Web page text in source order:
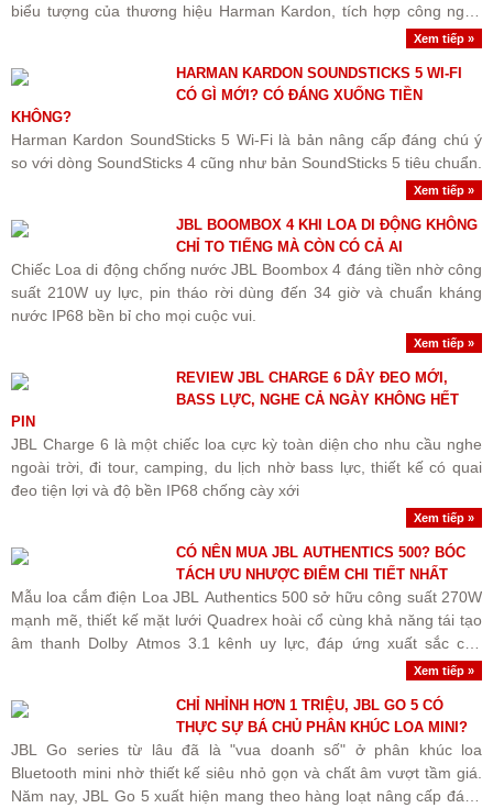
biểu tượng của thương hiệu Harman Kardon, tích hợp công nghệ
Xem tiếp »
HARMAN KARDON SOUNDSTICKS 5 WI-FI
CÓ GÌ MỚI? CÓ ĐÁNG XUỐNG TIỀN
KHÔNG?
Harman Kardon SoundSticks 5 Wi-Fi là bản nâng cấp đáng chú ý
so với dòng SoundSticks 4 cũng như bản SoundSticks 5 tiêu chuẩn.
Xem tiếp »
JBL BOOMBOX 4 KHI LOA DI ĐỘNG KHÔNG
CHỈ TO TIẾNG MÀ CÒN CÓ CẢ AI
Chiếc Loa di động chống nước JBL Boombox 4 đáng tiền nhờ công
suất 210W uy lực, pin tháo rời dùng đến 34 giờ và chuẩn kháng
nước IP68 bền bỉ cho mọi cuộc vui.
Xem tiếp »
REVIEW JBL CHARGE 6 DÂY ĐEO MỚI,
BASS LỰC, NGHE CẢ NGÀY KHÔNG HẾT
PIN
JBL Charge 6 là một chiếc loa cực kỳ toàn diện cho nhu cầu nghe
ngoài trời, đi tour, camping, du lịch nhờ bass lực, thiết kế có quai
đeo tiện lợi và độ bền IP68 chống cày xới
Xem tiếp »
CÓ NÊN MUA JBL AUTHENTICS 500? BÓC
TÁCH ƯU NHƯỢC ĐIỂM CHI TIẾT NHẤT
Mẫu loa cắm điện Loa JBL Authentics 500 sở hữu công suất 270W
mạnh mẽ, thiết kế mặt lưới Quadrex hoài cổ cùng khả năng tái tạo
âm thanh Dolby Atmos 3.1 kênh uy lực, đáp ứng xuất sắc cho
Xem tiếp »
CHỈ NHỈNH HƠN 1 TRIỆU, JBL GO 5 CÓ
THỰC SỰ BÁ CHỦ PHÂN KHÚC LOA MINI?
JBL Go series từ lâu đã là "vua doanh số" ở phân khúc loa
Bluetooth mini nhờ thiết kế siêu nhỏ gọn và chất âm vượt tầm giá.
Năm nay, JBL Go 5 xuất hiện mang theo hàng loạt nâng cấp đáng